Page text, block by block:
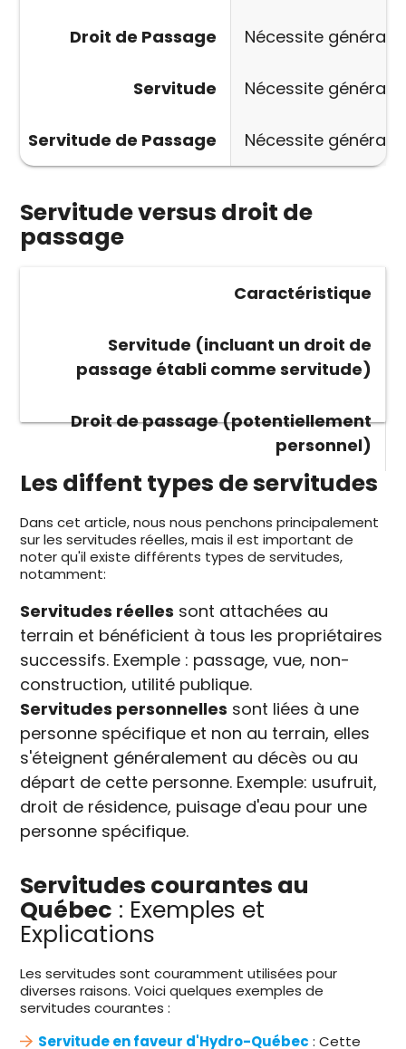
Droit de Passage
Servitude
Servitude de Passage
Nécessite
Nécessite
Nécessite
Servitude versus droit de
passage
Caractéristique
Servitude (incluant un droit de
passage établi comme servitude)
Droit de passage (potentiellement
personnel)
Les diffent types de servitudes
Dans cet article, nous nous penchons principalement
sur les servitudes réelles, mais il est important de
noter qu'il existe différents types de servitudes,
notamment:
Servitudes réelles sont attachées au
terrain et bénéficient à tous les propriétaires
successifs. Exemple : passage, vue, non-
construction, utilité publique.
Servitudes personnelles sont liées à une
personne spécifique et non au terrain, elles
s'éteignent généralement au décès ou au
départ de cette personne. Exemple: usufruit,
droit de résidence, puisage d'eau pour une
personne spécifique.
Servitudes courantes au
Québec : Exemples et
Explications
Les servitudes sont couramment utilisées pour
diverses raisons. Voici quelques exemples de
servitudes courantes :
Servitude en faveur d'Hydro-Québec : Cette